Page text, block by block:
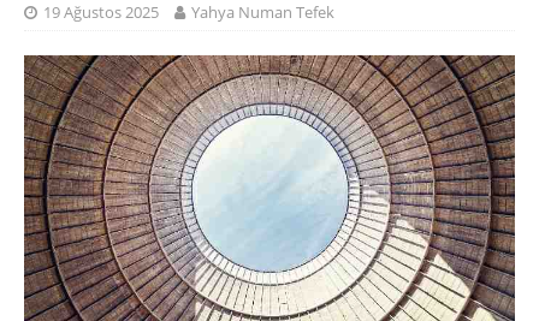
19 Ağustos 2025 Yahya Numan Tefek